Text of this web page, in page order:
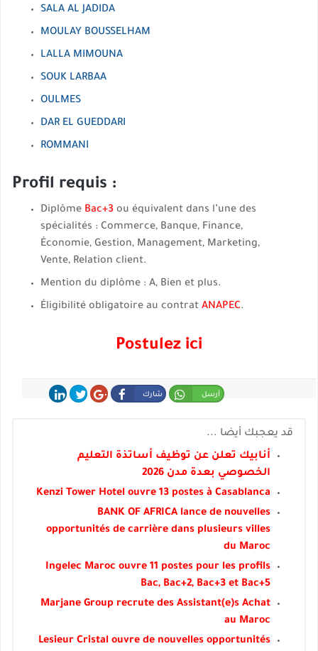
SALA AL JADIDA
MOULAY BOUSSELHAM
LALLA MIMOUNA
SOUK LARBAA
OULMES
DAR EL GUEDDARI
ROMMANI
Profil requis :
Diplôme Bac+3 ou équivalent dans l’une des
spécialités : Commerce, Banque, Finance,
Économie, Gestion, Management, Marketing,
Vente, Relation client.
Mention du diplôme : A, Bien et plus.
Éligibilité obligatoire au contrat ANAPEC.
Postulez ici
شارك أرسل
قد يعجبك أيضا ...
أنابيك تعلن عن توظيف أساتذة التعليم
الخصوصي بعدة مدن 2026
Kenzi Tower Hotel ouvre 13 postes à Casablanca
BANK OF AFRICA lance de nouvelles
opportunités de carrière dans plusieurs villes
du Maroc
Ingelec Maroc ouvre 11 postes pour les profils
Bac, Bac+2, Bac+3 et Bac+5
Marjane Group recrute des Assistant(e)s Achat
au Maroc
Lesieur Cristal ouvre de nouvelles opportunités